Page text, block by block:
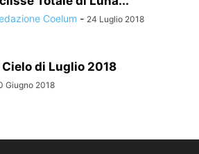
Coelum - 24 Luglio 2018
Cielo di Luglio 2018
Giugno 2018